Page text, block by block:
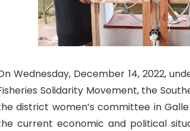
Wednesday, December 14, 2022,
Solidarity Movement, the
district women’s committee in
current economic and political